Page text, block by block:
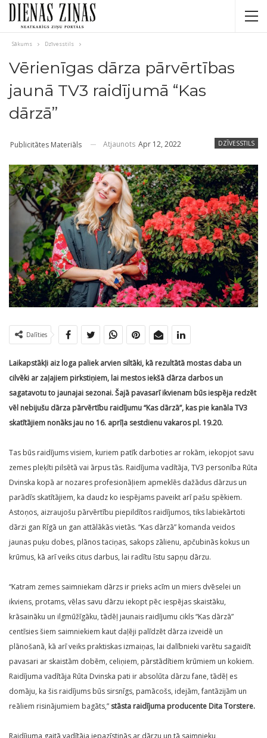
Sākums Dzīvesstils
Vērienīgas dārza pārvērtības
jaunā TV3 raidījumā “Kas
dārzā”
DZĪVESSTILS
Publicitātes Materiāls Atjaunots Apr 12, 2022
Dalīties
Laikapstākļi aiz loga paliek arvien siltāki, kā rezultātā mostas daba un
cilvēki ar zaļajiem pirkstiņiem, lai mestos iekšā dārza darbos un
sagatavotu to jaunajai sezonai. Šajā pavasarī ikvienam būs iespēja redzēt
vēl nebijušu dārza pārvērtību raidījumu “Kas dārzā”, kas pie kanāla TV3
skatītājiem nonāks jau no 16. aprīļa sestdienu vakaros pl. 19.20.
Tas būs raidījums visiem, kuriem patīk darboties ar rokām, iekopjot savu
zemes pleķīti pilsētā vai ārpus tās. Raidījuma vadītāja, TV3 personība Rūta
Dvinska kopā ar nozares profesionāļiem apmeklēs dažādus dārzus un
parādīs skatītājiem, ka daudz ko iespējams paveikt arī pašu spēkiem.
Astoņos, aizraujošu pārvērtību piepildītos raidījumos, tiks labiekārtoti
dārzi gan Rīgā un gan attālākās vietās. “Kas dārzā” komanda veidos
jaunas puķu dobes, plānos taciņas, sakops zālienu, apčubinās kokus un
krūmus, kā arī veiks citus darbus, lai radītu īstu sapņu dārzu.
“Katram zemes saimniekam dārzs ir prieks acīm un miers dvēselei un
ikviens, protams, vēlas savu dārzu iekopt pēc iespējas skaistāku,
krāsaināku un ilgmūžīgāku, tādēļ jaunais raidījumu cikls “Kas dārzā”
centīsies šiem saimniekiem kaut daļēji palīdzēt dārza izveidē un
plānošanā, kā arī veiks praktiskas izmaiņas, lai dalībnieki varētu sagaidīt
pavasari ar skaistām dobēm, celiņiem, pārstādītiem krūmiem un kokiem.
Raidījuma vadītāja Rūta Dvinska pati ir absolūta dārzu fane, tādēļ es
domāju, ka šis raidījums būs sirsnīgs, pamācošs, idejām, fantāzijām un
reāliem risinājumiem bagāts,” stāsta raidījuma producente Dita Torstere.